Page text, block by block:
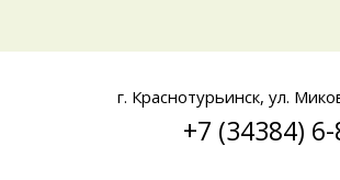
г. Краснотурьинск, ул.
+7 (34384)